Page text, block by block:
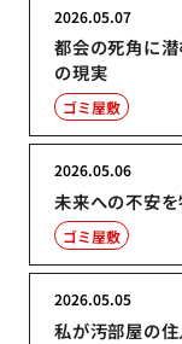
都会の死角に
の現実
2026.05.07
ゴミ屋敷
未来への不安
2026.05.06
ゴミ屋敷
私が汚部屋の
2026.05.05